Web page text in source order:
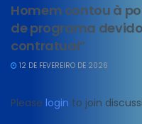
Homem contou à
de programa
contratual”
12 DE FEVEREIRO DE 2026
Please login to join